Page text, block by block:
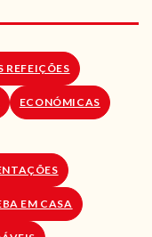
REFEIÇÕES
ECONÓMICAS
EM CASA